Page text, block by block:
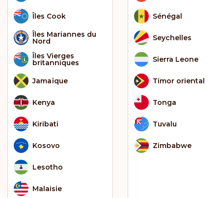
Îles Cook
Îles Mariannes du
Nord
Îles Vierges
britanniques
Jamaïque
Kenya
Kiribati
Kosovo
Lesotho
Malaisie
Sénégal
Seychelles
Sierra Leone
Timor oriental
Tonga
Tuvalu
Zimbabwe